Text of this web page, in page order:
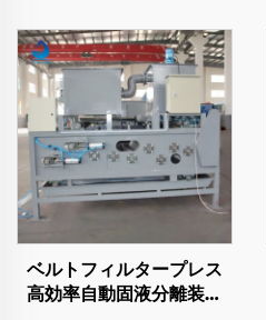
リリーサー 廃水処理用
ベルトフィルタープレス
高効率自動固液分離装置